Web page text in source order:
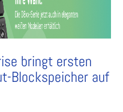
bringt ersten
Blockspeicher auf